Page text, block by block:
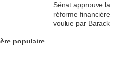
populaire